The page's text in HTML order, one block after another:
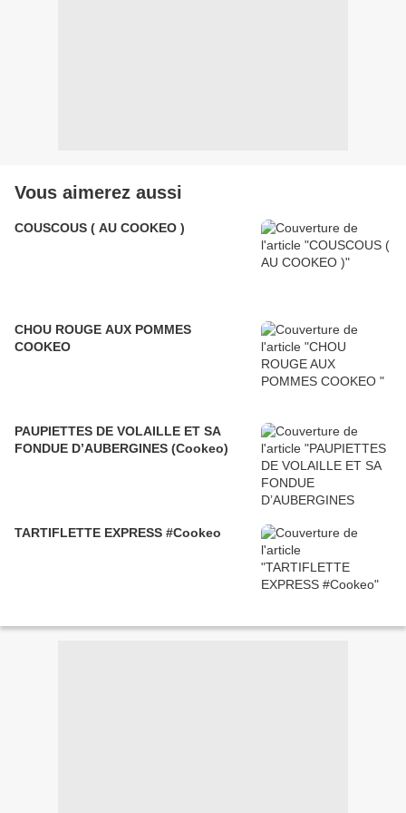
Vous aimerez aussi
COUSCOUS ( AU COOKEO )
CHOU ROUGE AUX POMMES
COOKEO
PAUPIETTES DE VOLAILLE ET SA
FONDUE D’AUBERGINES (Cookeo)
TARTIFLETTE EXPRESS #Cookeo